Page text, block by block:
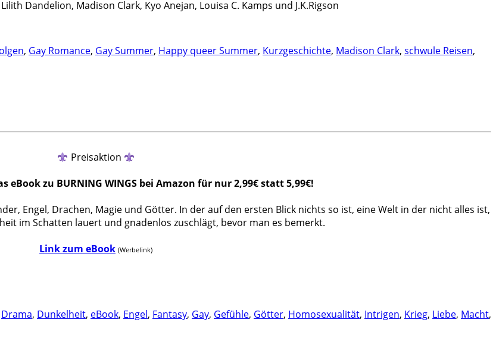
Dandelion, Madison Clark, Kyo Anejan, Louisa C. Kamps und J.K.Rigson
, Gay Romance, Gay Summer, Happy queer Summer, Kurzgeschichte, Madison Clark, schwule Reisen,
Preisaktion
eBook zu BURNING WINGS bei Amazon für nur 2,99€ statt 5,99€!
Engel, Drachen, Magie und Götter. In der auf den ersten Blick nichts so ist, eine Welt in der nicht alles ist,
im Schatten lauert und gnadenlos zuschlägt, bevor man es bemerkt.
Link zum eBook (Werbelink)
Drama, Dunkelheit, eBook, Engel, Fantasy, Gay, Gefühle, Götter, Homosexualität, Intrigen, Krieg, Liebe, Macht,